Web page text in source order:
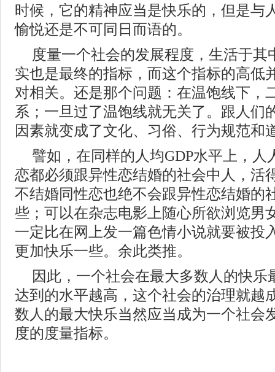
时候，它的精神应当是快乐的，但是与
愉悦还是不可同日而语的。
度量一个社会的发展程度，生活于其
实也是最终的指标，而这个指标的高低
对相关。还是那个问题：在温饱线下，
系；一旦过了温饱线就无关了。跟人们
因素就变成了文化、习俗、行为规范和
譬如，在同样的人均GDP水平上，人
恋都必须跟异性恋结婚的社会中人，活
不结婚同性恋也绝不会跟异性恋结婚的
些；可以在杂志电影上随心所欲浏览男
一定比在网上发一篇色情小说就要被投
更加快乐一些。余此类推。
因此，一个社会在最大多数人的快乐
达到的水平越高，这个社会的治理就越
数人的最大快乐当然应当成为一个社会
度的度量指标。